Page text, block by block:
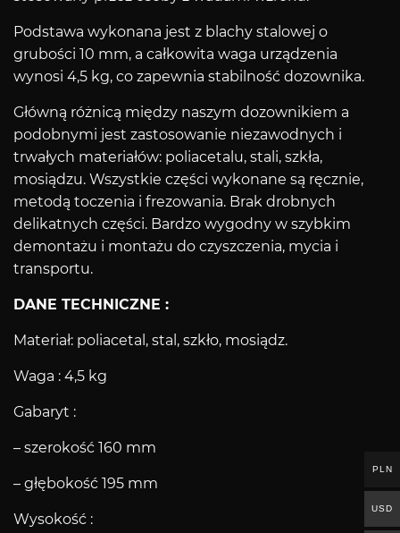
Podstawa wykonana jest z blachy stalowej o
grubości 10 mm, a całkowita waga urządzenia
wynosi 4,5 kg, co zapewnia stabilność dozownika.
Główną różnicą między naszym dozownikiem a
podobnymi jest zastosowanie niezawodnych i
trwałych materiałów: poliacetalu, stali, szkła,
mosiądzu. Wszystkie części wykonane są ręcznie,
metodą toczenia i frezowania. Brak drobnych
delikatnych części. Bardzo wygodny w szybkim
demontażu i montażu do czyszczenia, mycia i
transportu.
DANE TECHNICZNE :
Materiał: poliacetal, stal, szkło, mosiądz.
Waga : 4,5 kg
Gabaryt :
– szerokość 160 mm
– głębokość 195 mm
Wysokość :
PLN
USD